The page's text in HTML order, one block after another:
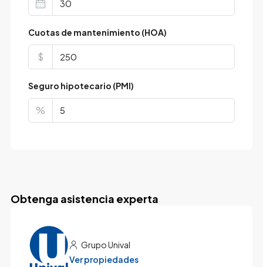
Cuotas de mantenimiento (HOA)
$
Seguro hipotecario (PMI)
%
Obtenga asistencia experta
Grupo Unival
Ver propiedades